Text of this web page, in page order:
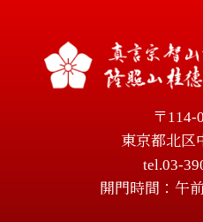
〒
東京都北区
tel.03-
開門時間：午